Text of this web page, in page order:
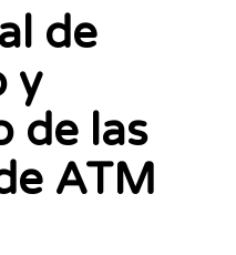
de
y
de las
ATM